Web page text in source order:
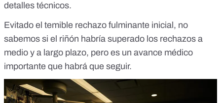
detalles técnicos.
Evitado el temible rechazo fulminante inicial, no
sabemos si el riñón habría superado los rechazos a
medio y a largo plazo, pero es un avance médico
importante que habrá que seguir.